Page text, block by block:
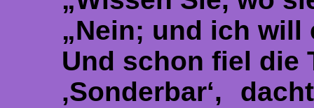
„Nein; und ich will
Und schon fiel die
‚Sonderbar‘,